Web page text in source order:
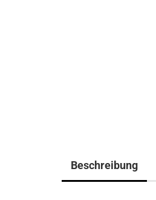
Beschreibung